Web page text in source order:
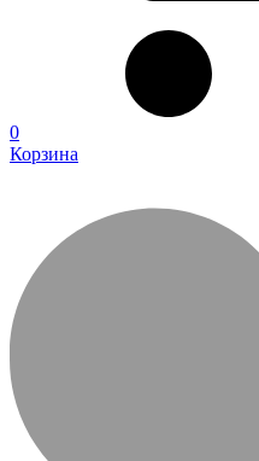
0
Корзина